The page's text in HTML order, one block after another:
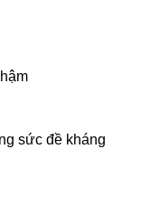
sức đề kháng